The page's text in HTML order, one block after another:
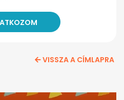
VISSZA A CÍMLAPRA